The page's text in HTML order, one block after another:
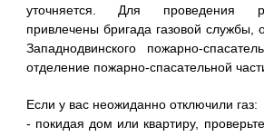
уточняется. Для проведения
привлечены бригада газовой службы,
Западнодвинского пожарно-
отделение пожарно-спасательной
Если у вас неожиданно отключили газ:
- покидая дом или квартиру,